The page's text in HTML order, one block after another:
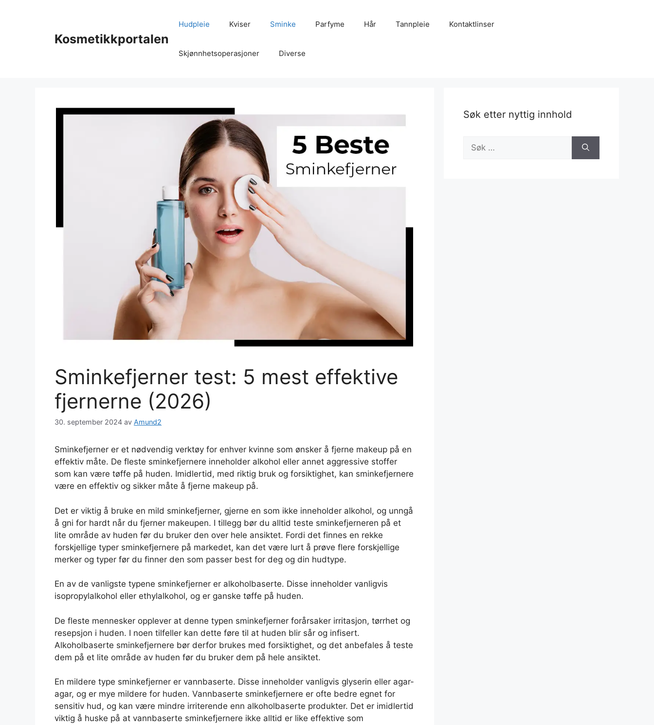
Kosmetikkportalen
Hudpleie Kviser Sminke Parfyme Hår Tannpleie Kontaktlinser
Skjønnhetsoperasjoner Diverse
Sminkefjerner test: 5 mest effektive
fjernerne (2026)
30. september 2024 av Amund2
Sminkefjerner er et nødvendig verktøy for enhver kvinne som ønsker å fjerne makeup på en
effektiv måte. De fleste sminkefjernere inneholder alkohol eller annet aggressive stoffer
som kan være tøffe på huden. Imidlertid, med riktig bruk og forsiktighet, kan sminkefjernere
være en effektiv og sikker måte å fjerne makeup på.
Det er viktig å bruke en mild sminkefjerner, gjerne en som ikke inneholder alkohol, og unngå
å gni for hardt når du fjerner makeupen. I tillegg bør du alltid teste sminkefjerneren på et
lite område av huden før du bruker den over hele ansiktet. Fordi det finnes en rekke
forskjellige typer sminkefjernere på markedet, kan det være lurt å prøve flere forskjellige
merker og typer før du finner den som passer best for deg og din hudtype.
En av de vanligste typene sminkefjerner er alkoholbaserte. Disse inneholder vanligvis
isopropylalkohol eller ethylalkohol, og er ganske tøffe på huden.
De fleste mennesker opplever at denne typen sminkefjerner forårsaker irritasjon, tørrhet og
resepsjon i huden. I noen tilfeller kan dette føre til at huden blir sår og infisert.
Alkoholbaserte sminkefjernere bør derfor brukes med forsiktighet, og det anbefales å teste
dem på et lite område av huden før du bruker dem på hele ansiktet.
En mildere type sminkefjerner er vannbaserte. Disse inneholder vanligvis glyserin eller agar-
agar, og er mye mildere for huden. Vannbaserte sminkefjernere er ofte bedre egnet for
sensitiv hud, og kan være mindre irriterende enn alkoholbaserte produkter. Det er imidlertid
viktig å huske på at vannbaserte sminkefjernere ikke alltid er like effektive som
Søk etter nyttig innhold
Søk
etter: